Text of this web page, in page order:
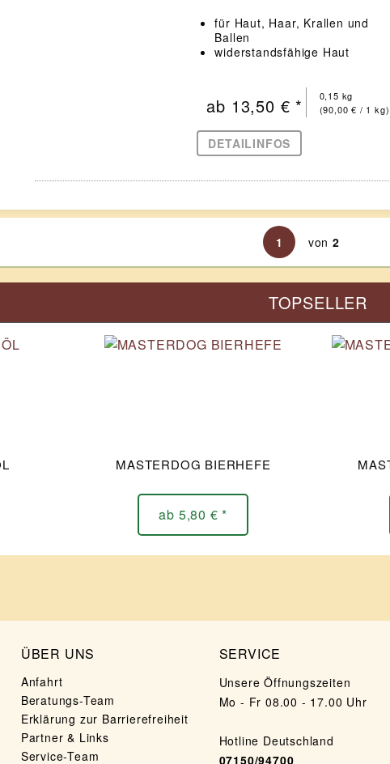
für Haut, Haar, Krallen und
Ballen
widerstandsfähige Haut
0,15 kg
(90,00 € / 1 kg)
ab 13,50 € *
DETAILINFOS
1 von2
TOPSELLER
MASTERDOG BIERHEFE
ab 5,80 € *
ÜBER UNS
Anfahrt
Beratungs-Team
Erklärung zur Barrierefreiheit
Partner & Links
Service-Team
SERVICE
Unsere Öffnungszeiten
Mo - Fr 08.00 - 17.00 Uhr
Hotline Deutschland
07150/94700